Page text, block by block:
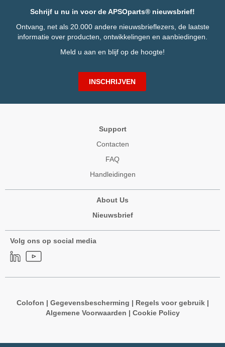
Schrijf u nu in voor de APSOparts® nieuwsbrief!
Ontvang, net als 20.000 andere nieuwsbrieflezers, de laatste
informatie over producten, ontwikkelingen en aanbiedingen.
Meld u aan en blijf op de hoogte!
INSCHRIJVEN
Support
Contacten
FAQ
Handleidingen
About Us
Nieuwsbrief
Volg ons op social media
Colofon | Gegevensbescherming | Regels voor gebruik|
Algemene Voorwaarden | Cookie Policy